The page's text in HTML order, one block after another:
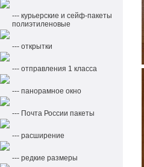
--- курьерские и сейф-пакеты
полиэтиленовые
--- открытки
--- отправления 1 класса
--- панорамное окно
--- Почта России пакеты
--- расширение
--- редкие размеры